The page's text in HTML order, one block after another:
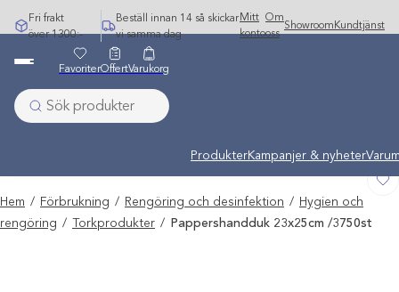
Hoppa
till
Fri frakt
över 1300:-
Beställ innan 14 så skickar
vi samma dag
Mitt
konto
Om
oss
Showroom Kundtjänst
Undermeny stängd: Varumärken
ProdukterKampanjer & nyheter
FavoriterOffertVarukorg
Hem / Förbrukning / Rengöring och desinfektion / Hygien och
rengöring / Torkprodukter / Pappershandduk 23x25cm /3750st